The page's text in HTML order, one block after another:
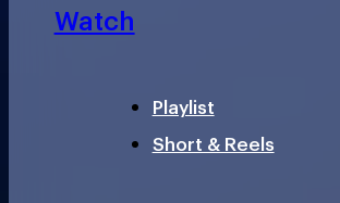
Watch
Playlist
Short & Reels